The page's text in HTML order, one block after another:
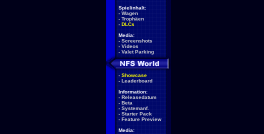
Spielinhalt:
- Wagen
- Trophäen
- DLCs
Media:
- Screenshots
- Videos
- Valet Parking
- Showcase
- Leaderboard
Information:
- Releasedatum
- Beta
- Systemanf.
- Starter Pack
- Feature Preview
Media: